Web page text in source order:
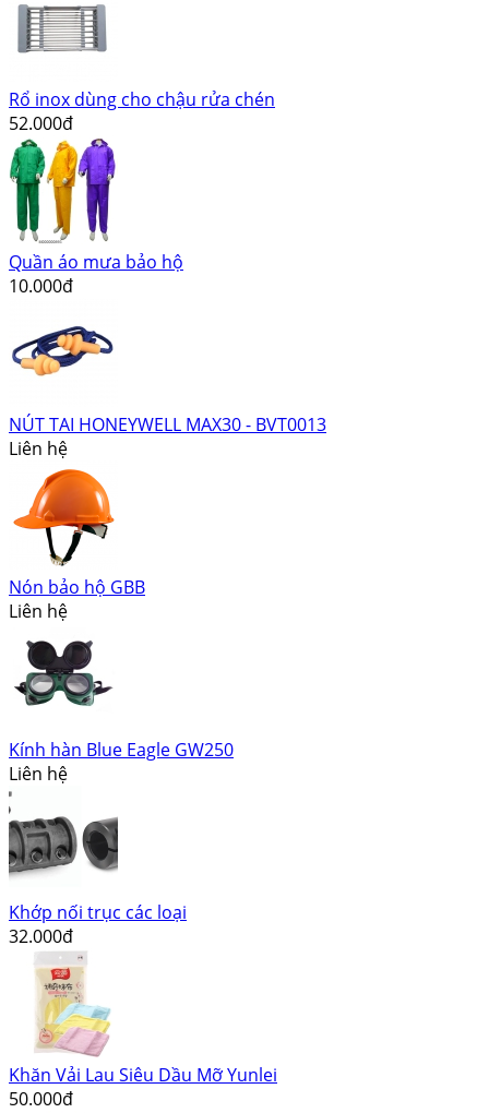
Rổ inox dùng cho chậu rửa chén
52.000đ
Quần áo mưa bảo hộ
10.000đ
NÚT TAI HONEYWELL MAX30 - BVT0013
Liên hệ
Nón bảo hộ GBB
Liên hệ
Kính hàn Blue Eagle GW250
Liên hệ
Khớp nối trục các loại
32.000đ
Khăn Vải Lau Siêu Dầu Mỡ Yunlei
50.000đ